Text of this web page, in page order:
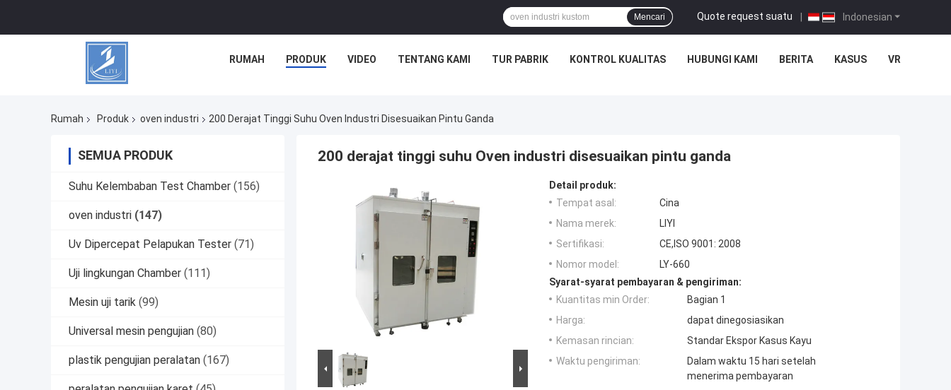
Indonesian
Quote request suatu |
Mencari
RUMAH PRODUK VIDEO TENTANG KAMI TUR PABRIK KONTROL KUALITAS HUBUNGI KAMI BERITA KASUS VR
Rumah Produk oven industri 200 Derajat Tinggi Suhu Oven Industri Disesuaikan Pintu Ganda
SEMUA PRODUK
Suhu Kelembaban Test Chamber (156)
oven industri (147)
Uv Dipercepat Pelapukan Tester (71)
Uji lingkungan Chamber (111)
Mesin uji tarik (99)
Universal mesin pengujian (80)
plastik pengujian peralatan (167)
200 derajat tinggi suhu Oven industri disesuaikan pintu ganda
Detail produk:
Tempat asal:
Cina
Nama merek:
LIYI
Sertifikasi:
CE,ISO 9001: 2008
Nomor model:
LY-660
Syarat-syarat pembayaran & pengiriman:
Kuantitas min Order:
Bagian 1
Harga:
dapat dinegosiasikan
Kemasan rincian:
Standar Ekspor Kasus Kayu
Waktu pengiriman:
Dalam waktu 15 hari setelah
menerima pembayaran